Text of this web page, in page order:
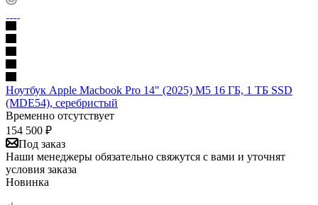
Ноутбук Apple Macbook Pro 14" (2025) M5 16 ГБ, 1 ТБ SSD
(MDE54), серебристый
Временно отсутствует
154 500 ₽
Под заказ
Наши менеджеры обязательно свяжутся с вами и уточнят
условия заказа
Новинка